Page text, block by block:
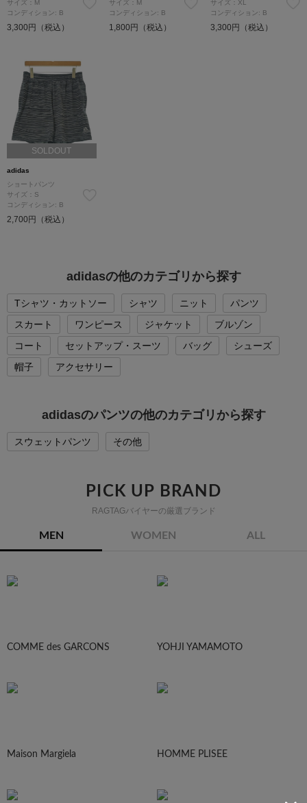
サイズ：M
コンディション: B
3,300円（税込）
サイズ：M
コンディション: B
1,800円（税込）
サイズ：XL
コンディション: B
3,300円（税込）
SOLDOUT
adidas
ショートパンツ
サイズ：S
コンディション: B
2,700円（税込）
adidasの他のカテゴリから探す
Tシャツ・カットソー シャツ ニット
パンツ
スカート
ワンピース ジャケット
ブルゾン
コート
セットアップ・スーツ バッグ
シューズ
帽子
アクセサリー
adidasのパンツの他のカテゴリから探す
スウェットパンツ その他
PICK UP BRAND
RAGTAGバイヤーの厳選ブランド
MEN WOMEN ALL
COMME des GARCONS YOHJI YAMAMOTO
Maison Margiela HOMME PLISEE